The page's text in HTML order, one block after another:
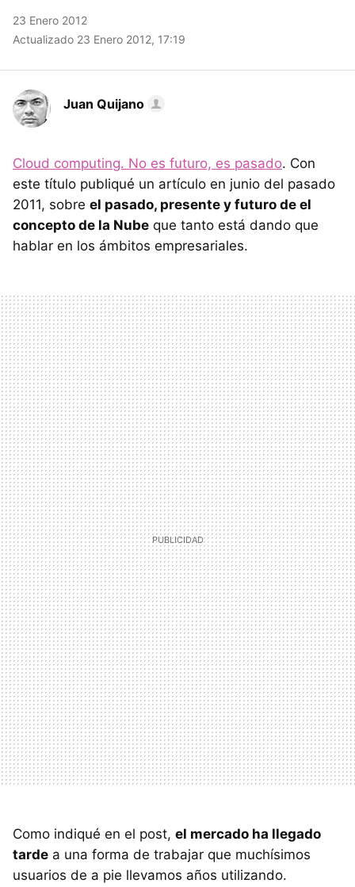
23 Enero 2012
Actualizado 23 Enero 2012, 17:19
Juan Quijano
Cloud computing. No es futuro, es pasado. Con
este título publiqué un artículo en junio del pasado
2011, sobre el pasado, presente y futuro de el
concepto de la Nube que tanto está dando que
hablar en los ámbitos empresariales.
Como indiqué en el post, el mercado ha llegado
tarde a una forma de trabajar que muchísimos
usuarios de a pie llevamos años utilizando.